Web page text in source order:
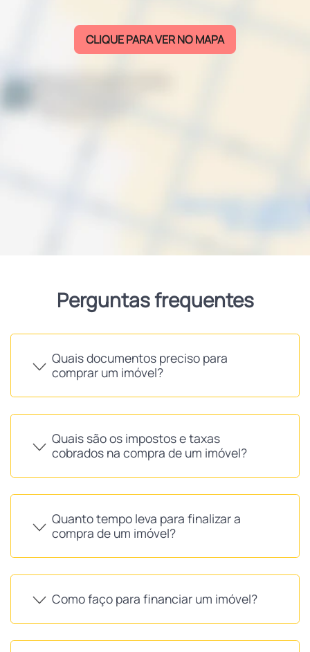
CLIQUE PARA VER NO MAPA
Perguntas frequentes
Quais documentos preciso para
comprar um imóvel?
Quais são os impostos e taxas
cobrados na compra de um imóvel?
Quanto tempo leva para finalizar a
compra de um imóvel?
Como faço para financiar um imóvel?